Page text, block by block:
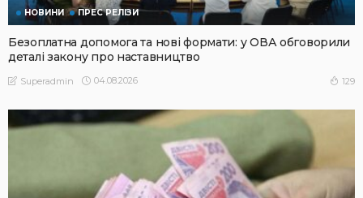
НОВИНИ ПРЕС РЕЛІЗИ
Безоплатна допомога та нові формати: у ОВА обговорили
деталі закону про наставництво
Superadmin 04.08.2026 129